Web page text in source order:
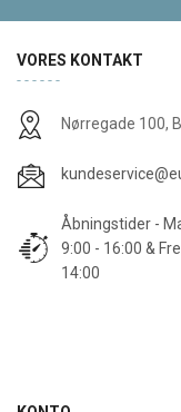
VORES KONTAKT
Nørregade 100,
Åbningstider -
9:00 - 16:00 &
14:00